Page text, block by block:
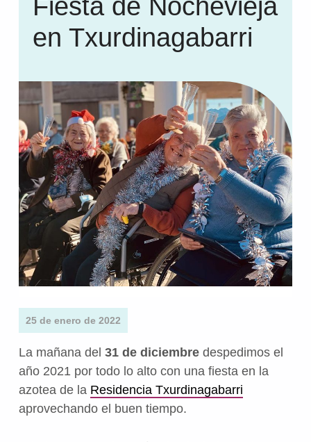
Fiesta de Nochevieja
en Txurdinagabarri
25 de enero de 2022
La mañana del 31 de diciembredespedimos el
año 2021 por todo lo alto con una fiesta en la
azotea de la Residencia Txurdinagabarri
aprovechando el buen tiempo.